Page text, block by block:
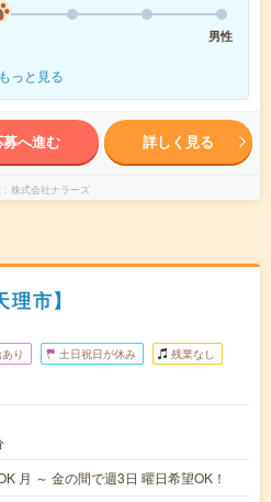
男性
もっと見る
募へ進む 詳しく見る
株式会社ナラーズ
市】
り 土日祝日が休み 残業なし
月 ～ 金の間で週3日 曜日希望OK！